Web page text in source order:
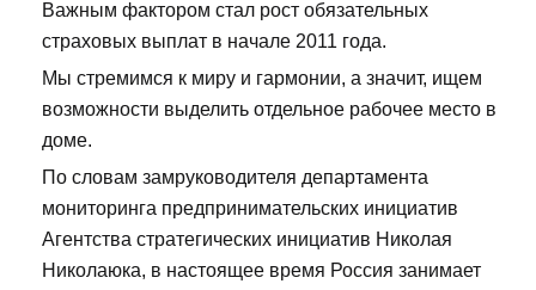
Важным фактором стал рост обязательных
страховых выплат в начале 2011 года.
Мы стремимся к миру и гармонии, а значит, ищем
возможности выделить отдельное рабочее место в
доме.
По словам замруководителя департамента
мониторинга предпринимательских инициатив
Агентства стратегических инициатив Николая
Николаюка, в настоящее время Россия занимает